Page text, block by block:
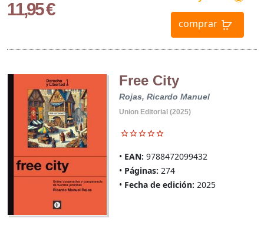
11,95 €
comprar
Free City
Rojas, Ricardo Manuel
Union Editorial (2025)
EAN: 9788472099432
Páginas: 274
Fecha de edición: 2025